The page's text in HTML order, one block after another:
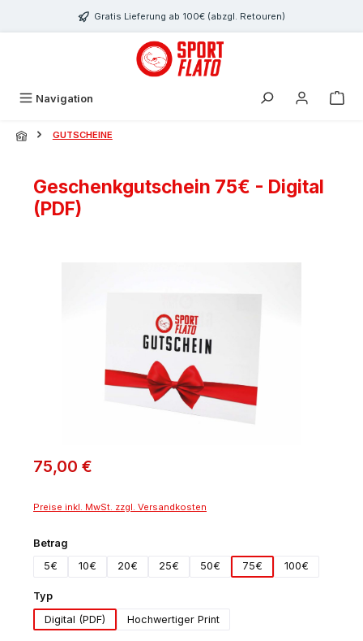
Zum Hauptinhalt springenGratis Lieferung ab 100€ (abzgl. Retouren)
Navigation
GUTSCHEINE
Geschenkgutschein 75€ - Digital
(PDF)
75,00 €
Preise inkl. MwSt. zzgl. Versandkosten
Betrag
5€
10€ 20€ 25€ 50€ 75€ 100€
Typauswählen
Digital (PDF)
Hochwertiger Print